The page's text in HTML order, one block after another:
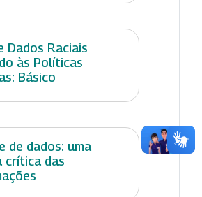
Dados Raciais
às Políticas
Básico
de dados: uma
crítica das